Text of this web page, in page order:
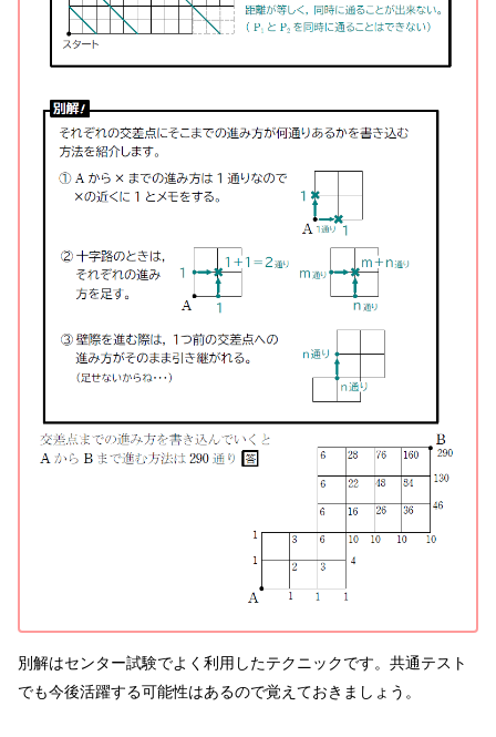
別解はセンター試験でよく利用したテクニックです。共通テスト
でも今後活躍する可能性はあるので覚えておきましょう。